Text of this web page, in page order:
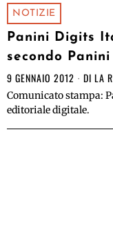
NOTIZIE
Panini Digits
secondo Panini
9 GENNAIO 2012 DI LA
Comunicato stampa:
editoriale digitale.